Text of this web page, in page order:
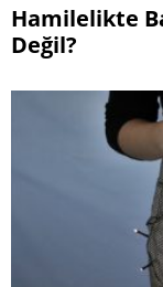
Hamilelikte
Değil?